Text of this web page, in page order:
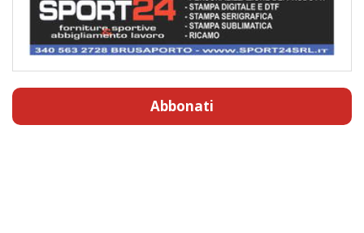
Abbonati